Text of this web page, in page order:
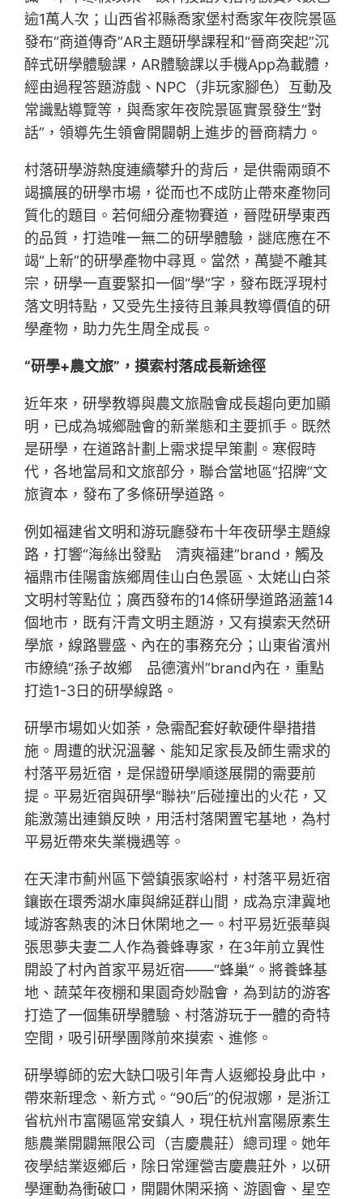
逾1萬人次；山西省祁縣喬家堡村喬家年夜院景區
發布“商道傳奇”AR主題研學課程和“晉商突起”沉
醉式研學體驗課，AR體驗課以手機App為載體，
經由過程答題游戲、NPC（非玩家腳色）互動及
常識點導覽等，與喬家年夜院景區實景發生“對
話”，領導先生領會開闢朝上進步的晉商精力。
村落研學游熱度連續攀升的背后，是供需兩頭不
竭擴展的研學市場，從而也不成防止帶來產物同
質化的題目。若何細分產物賽道，晉陞研學東西
的品質，打造唯一無二的研學體驗，謎底應在不
竭“上新”的研學產物中尋覓。當然，萬變不離其
宗，研學一直要緊扣一個“學”字，發布既浮現村
落文明特點，又受先生接待且兼具教導價值的研
學產物，助力先生周全成長。
“研學+農文旅”，摸索村落成長新途徑
近年來，研學教導與農文旅融會成長趨向更加顯
明，已成為城鄉融會的新業態和主要抓手。既然
是研學，在道路計劃上需求提早策劃。寒假時
代，各地當局和文旅部分，聯合當地區“招牌”文
旅資本，發布了多條研學道路。
例如福建省文明和游玩廳發布十年夜研學主題線
路，打響“海絲出發點 清爽福建”brand，觸及
福鼎市佳陽畬族鄉周佳山白色景區、太姥山白茶
文明村等點位；廣西發布的14條研學道路涵蓋14
個地市，既有汗青文明主題游，又有摸索天然研
學旅，線路豐盛、內在的事務充分；山東省濱州
市繚繞“孫子故鄉 品德濱州”brand內在，重點
打造1-3日的研學線路。
研學市場如火如荼，急需配套好軟硬件舉措措
施。周遭的狀況溫馨、能知足家長及師生需求的
村落平易近宿，是保證研學順遂展開的需要前
提。平易近宿與研學“聯袂”后碰撞出的火花，又
能激蕩出連鎖反映，用活村落閑置宅基地，為村
平易近帶來失業機遇等。
在天津市薊州區下營鎮張家峪村，村落平易近宿
鑲嵌在環秀湖水庫與綿延群山間，成為京津冀地
域游客熱衷的沐日休閑地之一。村平易近張華與
張思夢夫妻二人作為養蜂專家，在3年前立異性
開設了村內首家平易近宿——“蜂巢”。將養蜂基
地、蔬菜年夜棚和果園奇妙融會，為到訪的游客
打造了一個集研學體驗、村落游玩于一體的奇特
空間，吸引研學團隊前來摸索、進修。
研學導師的宏大缺口吸引年青人返鄉投身此中，
帶來新理念、新方式。“90后”的倪淑娜，是浙江
省杭州市富陽區常安鎮人，現任杭州富陽原素生
態農業開闢無限公司（吉慶農莊）總司理。她年
夜學結業返鄉后，除日常運營吉慶農莊外，以研
學運動為衝破口，開闢休閑采摘、游園會、星空